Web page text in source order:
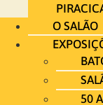
O SALÃO
50